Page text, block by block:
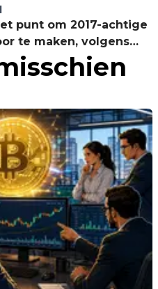
punt om 2017-achtige
te maken, volgens